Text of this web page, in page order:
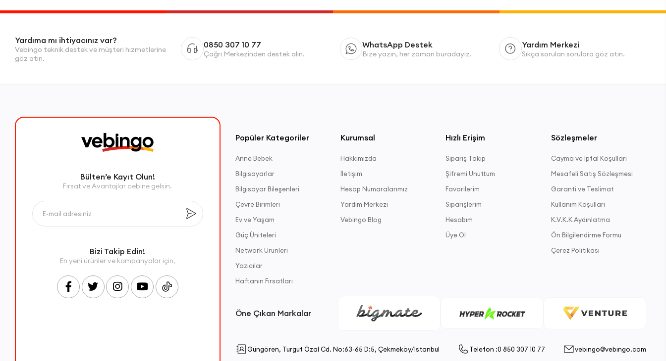
Yardıma mı ihtiyacınız var?
Vebingo teknik destek ve müşteri hizmetlerine
göz atın.
0850 307 10 77
Çağrı Merkezinden destek alın.
WhatsApp Destek
Bize yazın, her zaman buradayız.
Yardım Merkezi
Sıkça sorulan sorulara göz atın.
Bülten’e Kayıt Olun!
Fırsat ve Avantajlar cebine gelsin.
Bizi Takip Edin!
En yeni ürünler ve kampanyalar için,
Popüler Kategoriler
Anne Bebek
Bilgisayarlar
Bilgisayar Bileşenleri
Çevre Birimleri
Ev ve Yaşam
Güç Üniteleri
Network Ürünleri
Yazıcılar
Haftanın Fırsatları
Kurumsal
Hakkımızda
İletişim
Hesap Numaralarımız
Yardım Merkezi
Vebingo Blog
Hızlı Erişim
Sipariş Takip
Şifremi Unuttum
Favorilerim
Siparişlerim
Hesabım
Üye Ol
Sözleşmeler
Cayma ve İptal Koşulları
Mesafeli Satış Sözleşmesi
Garanti ve Teslimat
Kullanım Koşulları
K.V.K.K Aydınlatma
Ön Bilgilendirme Formu
Çerez Politikası
Öne Çıkan Markalar
Güngören, Turgut Özal Cd. No:63-65 D:5, Çekmeköy/İstanbul Telefon :0 850 307 10 77 vebingo@vebingo.com